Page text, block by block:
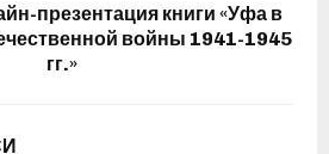
презентация книги «Уфа в
войны 1941-1945
гг.»